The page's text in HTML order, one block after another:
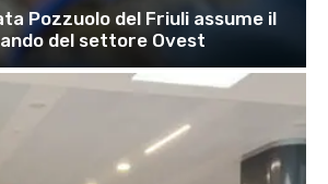
Pozzuolo del Friuli assume il
del settore Ovest